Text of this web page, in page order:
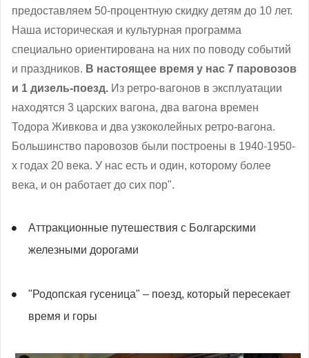
предоставляем 50-процентную скидку детям до 10 лет.
Наша историческая и культурная программа
специально ориентирована на них по поводу событий
и праздников. В настоящее время у нас 7 паровозов
и 1 дизель-поезд. Из ретро-вагонов в эксплуатации
находятся 3 царских вагона, два вагона времен
Тодора Живкова и два узкоколейных ретро-вагона.
Большинство паровозов были построены в 1940-1950-
х годах 20 века. У нас есть и один, которому более
века, и он работает до сих пор".
Аттракционные путешествия с Болгарскими
железными дорогами
"Родопская гусеница" – поезд, который пересекает
время и горы